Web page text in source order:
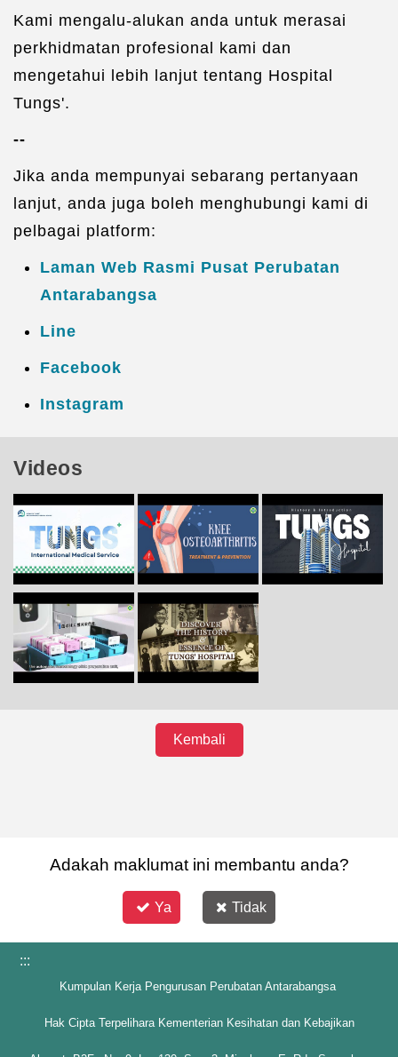
Kami mengalu-alukan anda untuk merasai
perkhidmatan profesional kami dan
mengetahui lebih lanjut tentang Hospital
Tungs'.
--
Jika anda mempunyai sebarang pertanyaan
lanjut, anda juga boleh menghubungi kami di
pelbagai platform:
Laman Web Rasmi Pusat Perubatan
Antarabangsa
Line
Facebook
Instagram
Videos
Kembali
Adakah maklumat ini membantu anda?
Ya Tidak
:::
Kumpulan Kerja Pengurusan Perubatan Antarabangsa
Hak Cipta Terpelihara Kementerian Kesihatan dan Kebajikan